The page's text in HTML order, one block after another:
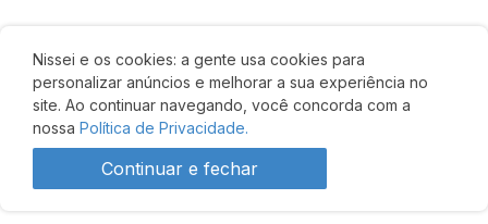
R$ 12,90
Nissei e os cookies: a gente usa cookies para
personalizar anúncios e melhorar a sua experiência no
site. Ao continuar navegando, você concorda com a
nossa Política de Privacidade.
Continuar e fechar